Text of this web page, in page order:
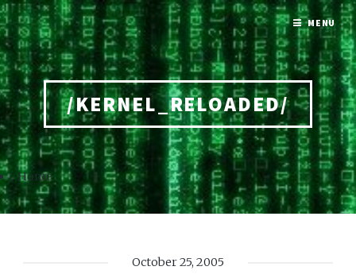
/KERNEL_RELOADED/
Home
October 25, 2005
MENU